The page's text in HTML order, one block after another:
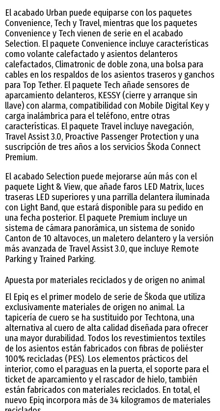
El acabado Urban puede equiparse con los paquetes
Convenience, Tech y Travel, mientras que los paquetes
Convenience y Tech vienen de serie en el acabado
Selection. El paquete Convenience incluye características
como volante calefactado y asientos delanteros
calefactados, Climatronic de doble zona, una bolsa para
cables en los respaldos de los asientos traseros y ganchos
para Top Tether. El paquete Tech añade sensores de
aparcamiento delanteros, KESSY (cierre y arranque sin
llave) con alarma, compatibilidad con Mobile Digital Key y
carga inalámbrica para el teléfono, entre otras
características. El paquete Travel incluye navegación,
Travel Assist 3.0, Proactive Passenger Protection y una
suscripción de tres años a los servicios Škoda Connect
Premium.
El acabado Selection puede mejorarse aún más con el
paquete Light & View, que añade faros LED Matrix, luces
traseras LED superiores y una parrilla delantera iluminada
con Light Band, que estará disponible para su pedido en
una fecha posterior. El paquete Premium incluye un
sistema de cámara panorámica, un sistema de sonido
Canton de 10 altavoces, un maletero delantero y la versión
más avanzada de Travel Assist 3.0, que incluye Remote
Parking y Trained Parking.
Apuesta por materiales reciclados y de origen no animal
El Epiq es el primer modelo de serie de Škoda que utiliza
exclusivamente materiales de origen no animal. La
tapicería de cuero se ha sustituido por Techtona, una
alternativa al cuero de alta calidad diseñada para ofrecer
una mayor durabilidad. Todos los revestimientos textiles
de los asientos están fabricados con fibras de poliéster
100% recicladas (PES). Los elementos prácticos del
interior, como el paraguas en la puerta, el soporte para el
ticket de aparcamiento y el rascador de hielo, también
están fabricados con materiales reciclados. En total, el
nuevo Epiq incorpora más de 34 kilogramos de materiales